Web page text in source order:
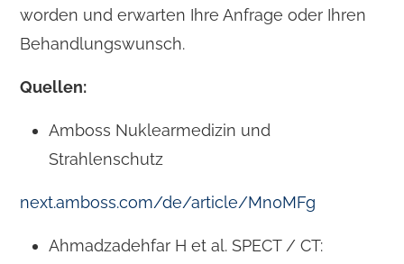
worden und erwarten Ihre Anfrage oder Ihren
Behandlungswunsch.
Quellen:
Amboss Nuklearmedizin und
Strahlenschutz
next.amboss.com/de/article/Mn0MFg
Ahmadzadehfar H et al. SPECT / CT: